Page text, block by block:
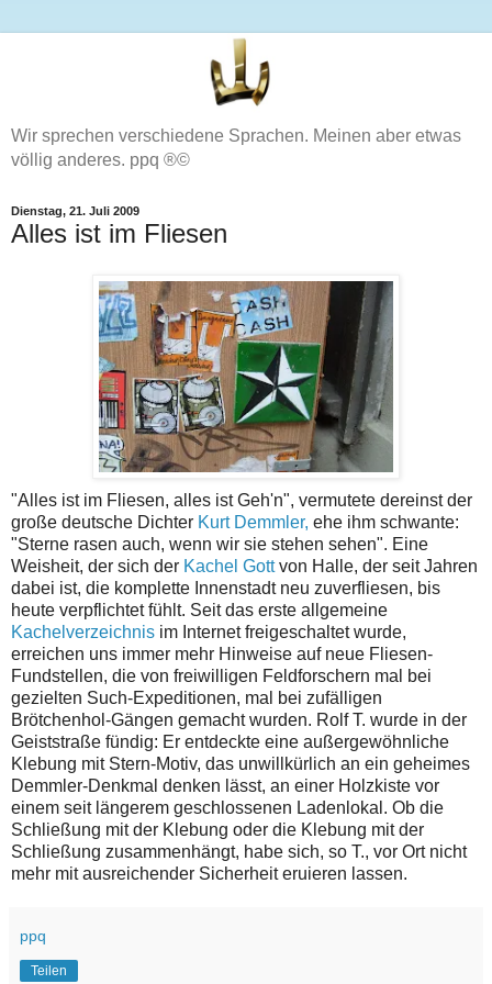
Wir sprechen verschiedene Sprachen. Meinen aber etwas
völlig anderes. ppq ®©
Dienstag, 21. Juli 2009
Alles ist im Fliesen
"Alles ist im Fliesen, alles ist Geh'n", vermutete dereinst der
große deutsche Dichter Kurt Demmler, ehe ihm schwante:
"Sterne rasen auch, wenn wir sie stehen sehen". Eine
Weisheit, der sich der Kachel Gottvon Halle, der seit Jahren
dabei ist, die komplette Innenstadt neu zuverfliesen, bis
heute verpflichtet fühlt. Seit das erste allgemeine
Kachelverzeichnis im Internet freigeschaltet wurde,
erreichen uns immer mehr Hinweise auf neue Fliesen-
Fundstellen, die von freiwilligen Feldforschern mal bei
gezielten Such-Expeditionen, mal bei zufälligen
Brötchenhol-Gängen gemacht wurden. Rolf T. wurde in der
Geiststraße fündig: Er entdeckte eine außergewöhnliche
Klebung mit Stern-Motiv, das unwillkürlich an ein geheimes
Demmler-Denkmal denken lässt, an einer Holzkiste vor
einem seit längerem geschlossenen Ladenlokal. Ob die
Schließung mit der Klebung oder die Klebung mit der
Schließung zusammenhängt, habe sich, so T., vor Ort nicht
mehr mit ausreichender Sicherheit eruieren lassen.
ppq
Teilen